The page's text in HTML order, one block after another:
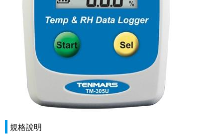
規格說明